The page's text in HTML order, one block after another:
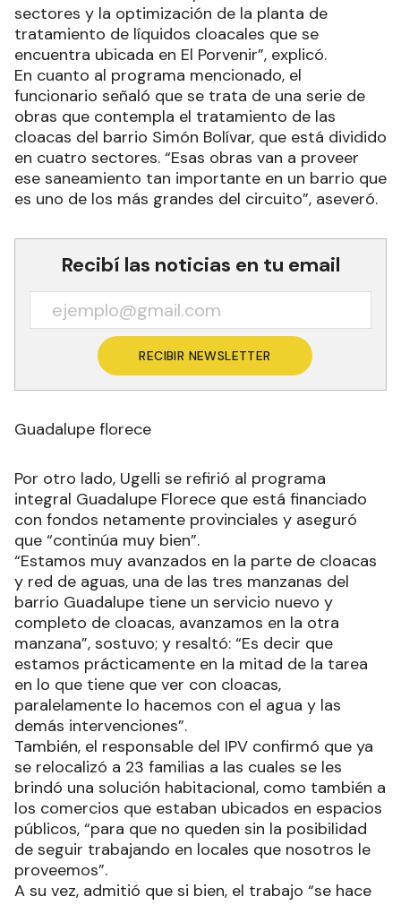
sectores y la optimización de la planta de
tratamiento de líquidos cloacales que se
encuentra ubicada en El Porvenir”, explicó.
En cuanto al programa mencionado, el
funcionario señaló que se trata de una serie de
obras que contempla el tratamiento de las
cloacas del barrio Simón Bolívar, que está dividido
en cuatro sectores. “Esas obras van a proveer
ese saneamiento tan importante en un barrio que
es uno de los más grandes del circuito”, aseveró.
Recibí las noticias en tu email
RECIBIR NEWSLETTER
Guadalupe florece
Por otro lado, Ugelli se refirió al programa
integral Guadalupe Florece que está financiado
con fondos netamente provinciales y aseguró
que “continúa muy bien”.
“Estamos muy avanzados en la parte de cloacas
y red de aguas, una de las tres manzanas del
barrio Guadalupe tiene un servicio nuevo y
completo de cloacas, avanzamos en la otra
manzana”, sostuvo; y resaltó: “Es decir que
estamos prácticamente en la mitad de la tarea
en lo que tiene que ver con cloacas,
paralelamente lo hacemos con el agua y las
demás intervenciones”.
También, el responsable del IPV confirmó que ya
se relocalizó a 23 familias a las cuales se les
brindó una solución habitacional, como también a
los comercios que estaban ubicados en espacios
públicos, “para que no queden sin la posibilidad
de seguir trabajando en locales que nosotros le
proveemos”.
A su vez, admitió que si bien, el trabajo “se hace